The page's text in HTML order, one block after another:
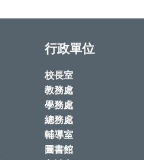
行政單位
校長室
教務處
學務處
總務處
輔導室
圖書館